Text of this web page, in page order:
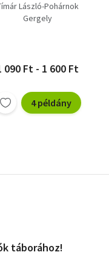
László-Pohárnok
Gergely
090 Ft - 1 600 Ft
4 példány
táborához!